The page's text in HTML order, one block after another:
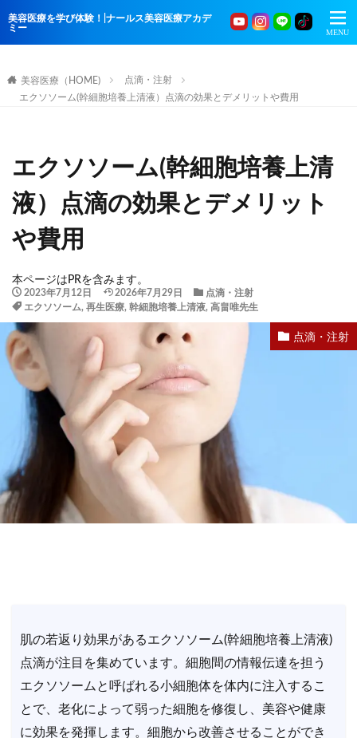
美容医療を学び体験！|ナールス美容医療アカデ
ミー
美容医療（HOME)
点滴・注射
エクソソーム(幹細胞培養上清液）点滴の効果とデメリットや費用
エクソソーム(幹細胞培養上清
液）点滴の効果とデメリット
や費用
本ページはPRを含みます。
2023年7月12日 2026年7月29日
点滴・注射
エクソソーム, 再生医療, 幹細胞培養上清液, 高畠唯先生
点滴・注射
肌の若返り効果があるエクソソーム(幹細胞培養上清液)
点滴が注目を集めています。細胞間の情報伝達を担う
エクソソームと呼ばれる小細胞体を体内に注入するこ
とで、老化によって弱った細胞を修復し、美容や健康
に効果を発揮します。細胞から改善させることができ